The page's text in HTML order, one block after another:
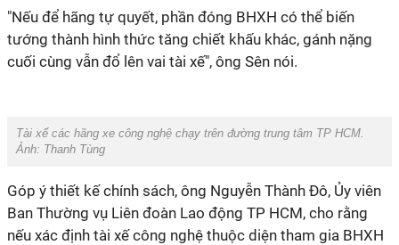
"Nếu để hãng tự quyết, phần đóng BHXH có thể biến
tướng thành hình thức tăng chiết khấu khác, gánh nặng
cuối cùng vẫn đổ lên vai tài xế", ông Sên nói.
Tài xế các hãng xe công nghệ chạy trên đường trung tâm TP HCM.
Ảnh: Thanh Tùng
Góp ý thiết kế chính sách, ông Nguyễn Thành Đô, Ủy viên
Ban Thường vụ Liên đoàn Lao động TP HCM, cho rằng
nếu xác định tài xế công nghệ thuộc diện tham gia BHXH